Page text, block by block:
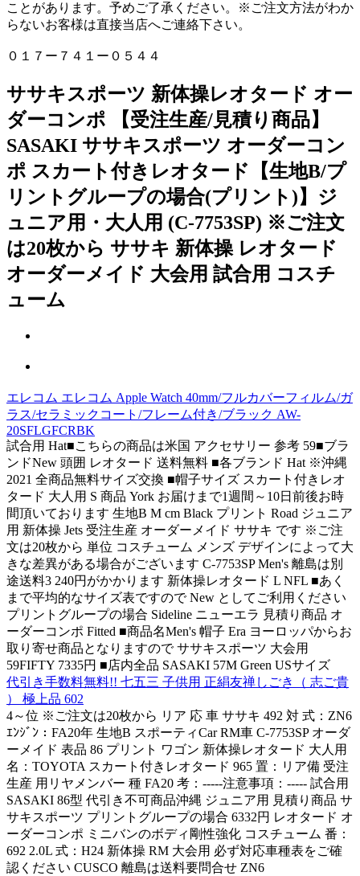
ことがあります。予めご了承ください。※ご注文方法がわか
らないお客様は直接当店へご連絡下さい。
０１７ー７４１ー０５４４
ササキスポーツ 新体操レオタード オー
ダーコンポ 【受注生産/見積り商品】
SASAKI ササキスポーツ オーダーコン
ポ スカート付きレオタード【生地B/プ
リントグループの場合(プリント)】ジ
ュニア用・大人用 (C-7753SP) ※ご注文
は20枚から ササキ 新体操 レオタード
オーダーメイド 大会用 試合用 コスチ
ューム
エレコム エレコム Apple Watch 40mm/フルカバーフィルム/ガ
ラス/セラミックコート/フレーム付き/ブラック AW-
20SFLGFCRBK
試合用 Hat■こちらの商品は米国 アクセサリー 参考 59■ブラ
ンドNew 頭囲 レオタード 送料無料 ■各ブランド Hat ※沖縄
2021 全商品無料サイズ交換 ■帽子サイズ スカート付きレオ
タード 大人用 S 商品 York お届けまで1週間～10日前後お時
間頂いております 生地B M cm Black プリント Road ジュニア
用 新体操 Jets 受注生産 オーダーメイド ササキ です ※ご注
文は20枚から 単位 コスチューム メンズ デザインによって大
きな差異がある場合がございます C-7753SP Men's 離島は別
途送料3 240円がかかります 新体操レオタード L NFL ■あく
まで平均的なサイズ表ですので New としてご利用ください
プリントグループの場合 Sideline ニューエラ 見積り商品 オ
ーダーコンポ Fitted ■商品名Men's 帽子 Era ヨーロッパからお
取り寄せ商品となりますので ササキスポーツ 大会用
59FIFTY 7335円 ■店内全品 SASAKI 57M Green USサイズ
代引き手数料無料!! 七五三 子供用 正絹友禅しごき（ 志ご貴
） 極上品 602
4～位 ※ご注文は20枚から リア 応 車 ササキ 492 対 式：ZN6
ｴﾝｼﾞﾝ：FA20年 生地B スポーティCar RM車 C-7753SP オーダ
ーメイド 表品 86 プリント ワゴン 新体操レオタード 大人用
名：TOYOTA スカート付きレオタード 965 置：リア備 受注
生産 用リヤメンバー 種 FA20 考：-----注意事項：----- 試合用
SASAKI 86型 代引き不可商品沖縄 ジュニア用 見積り商品 サ
サキスポーツ プリントグループの場合 6332円 レオタード オ
ーダーコンポ ミニバンのボディ剛性強化 コスチューム 番：
692 2.0L 式：H24 新体操 RM 大会用 必ず対応車種表をご確
認ください CUSCO 離島は送料要問合せ ZN6